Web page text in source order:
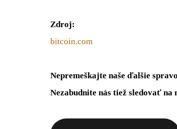
Zdroj:
bitcoin.com
Nepremeškajte naše ďalšie
Nezabudnite nás tiež sledovať na